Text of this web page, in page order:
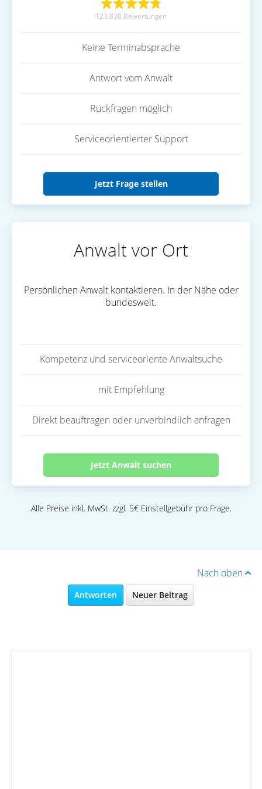
123.830 Bewertungen
Keine Terminabsprache
Antwort vom Anwalt
Rückfragen möglich
Serviceorientierter Support
Jetzt Frage stellen
Anwalt vor Ort
Persönlichen Anwalt kontaktieren. In der Nähe oder
bundesweit.
Kompetenz und serviceoriente Anwaltsuche
mit Empfehlung
Direkt beauftragen oder unverbindlich anfragen
Jetzt Anwalt suchen
Alle Preise inkl. MwSt. zzgl. 5€ Einstellgebühr pro Frage.
Nach oben
Antworten Neuer Beitrag